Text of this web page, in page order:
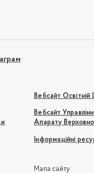
Вебсайт
Вебсайт
Апарату
Інформаційні
Мапа сайту